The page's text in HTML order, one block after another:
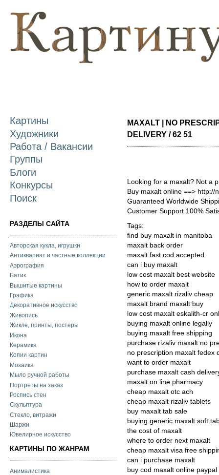
Картины
Художники
Работа / Вакансии
Группы
Блоги
Конкурсы
Поиск
РАЗДЕЛЫ САЙТА
Авторская кукла, игрушки
Антиквариат и частные коллекции
Аэрография
Батик
Вышитые картины
Графика
Декоративное искусство
Живопись
Жикле, принты, постеры
Икона
Керамика
Копии картин
Мозаика
Мыло ручной работы
Портреты на заказ
Роспись стен
Скульптура
Стекло, витражи
Шаржи
Ювелирное искусство
КАРТИНЫ ПО ЖАНРАМ
Анималистика
MAXALT | NO
DELIVERY / 62 51
Looking for a maxalt? Not a
Buy maxalt online ==>
Guaranteed Worldwide
Customer Support 100%
Tags:
find buy maxalt in manitoba
maxalt back order
maxalt fast cod accepted
can i buy maxalt
low cost maxalt best website
how to order maxalt
generic maxalt rizaliv cheap
maxalt brand maxalt buy
low cost maxalt eskalith-cr
buying maxalt online legally
buying maxalt free shipping
purchase rizaliv maxalt no
no prescription maxalt fedex
want to order maxalt
purchase maxalt cash
maxalt on line pharmacy
cheap maxalt otc ach
cheap maxalt rizaliv tablets
buy maxalt tab sale
buying generic maxalt soft
the cost of maxalt
where to order next maxalt
cheap maxalt visa free
can i purchase maxalt
buy cod maxalt online paypal